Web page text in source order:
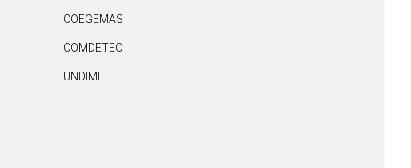
COEGEMAS
COMDETEC
UNDIME